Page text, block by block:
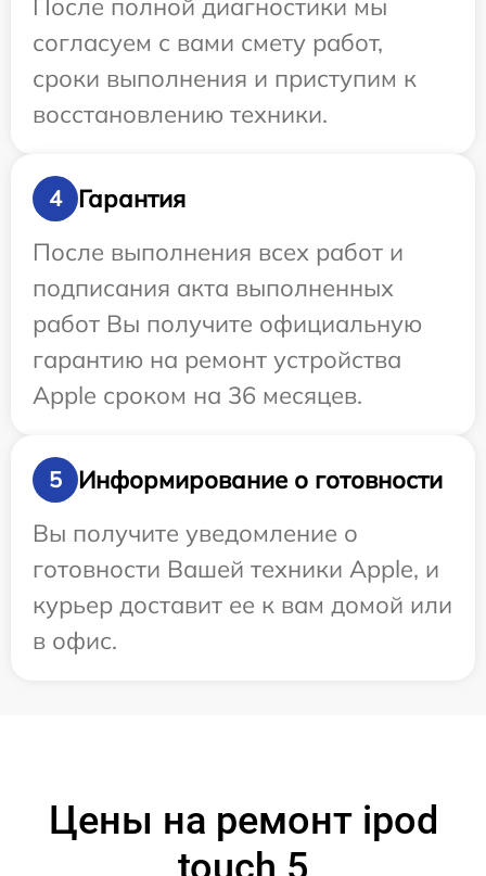
После полной диагностики мы
согласуем с вами смету работ,
сроки выполнения и приступим к
восстановлению техники.
4
Гарантия
После выполнения всех работ и
подписания акта выполненных
работ Вы получите официальную
гарантию на ремонт устройства
Apple сроком на 36 месяцев.
5
Информирование о готовности
Вы получите уведомление о
готовности Вашей техники Apple, и
курьер доставит ее к вам домой или
в офис.
Цены на ремонт ipod